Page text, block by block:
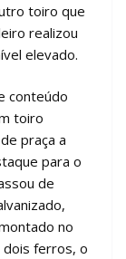
toiro que
realizou
elevado.
conteúdo
toiro
praça a
para o
de
no
dois ferros, o